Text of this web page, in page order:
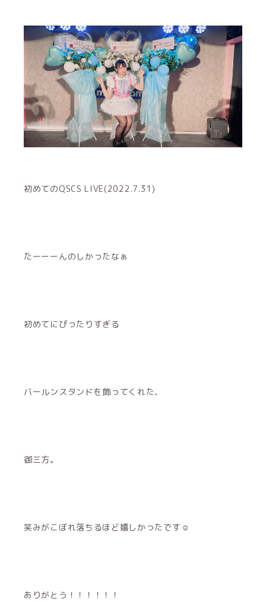
初めてのQSCS LIVE(2022.7.31)
たーーーんのしかったなぁ
初めてにぴったりすぎる
バールンスタンドを飾ってくれた、
御三方。
笑みがこぼれ落ちるほど嬉しかったです☺︎
ありがとう！！！！！！